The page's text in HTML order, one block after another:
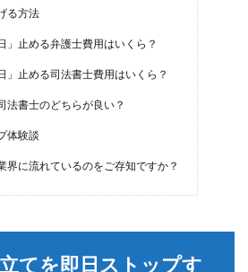
る方法
」止める弁護士費用はいくら？
」止める司法書士費用はいくら？
法書士のどちらが良い？
体験談
界に流れているのをご存知ですか？
てを即日ストップす